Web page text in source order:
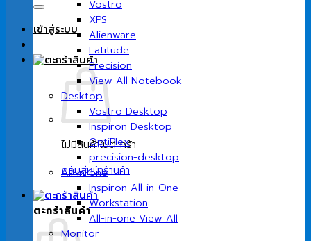
เข้าสู่ระบบ
ไม่มีสินค้าในตะกร้า
กลับสู่หน้าร้านค้า
ตะกร้าสินค้า
Vostro
XPS
Alienware
Latitude
Precision
View All Notebook
Desktop
Vostro Desktop
Inspiron Desktop
OptiPlex
precision-desktop
All-in-one
Inspiron All-in-One
Workstation
All-in-one View All
Monitor